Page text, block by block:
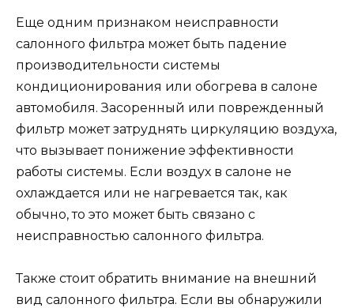
Еще одним признаком неисправности
салонного фильтра может быть падение
производительности системы
кондиционирования или обогрева в салоне
автомобиля. Засоренный или поврежденный
фильтр может затруднять циркуляцию воздуха,
что вызывает понижение эффективности
работы системы. Если воздух в салоне не
охлаждается или не нагревается так, как
обычно, то это может быть связано с
неисправностью салонного фильтра.
Также стоит обратить внимание на внешний
вид салонного фильтра. Если вы обнаружили